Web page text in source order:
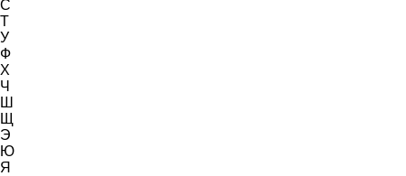
С
Т
У
Ф
Х
Ч
Ш
Щ
Э
Ю
Я